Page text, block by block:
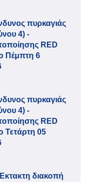
πυρκαγιάς
4) -
RED
Πέμπτη 6
πυρκαγιάς
4) -
RED
Τετάρτη 05
διακοπή